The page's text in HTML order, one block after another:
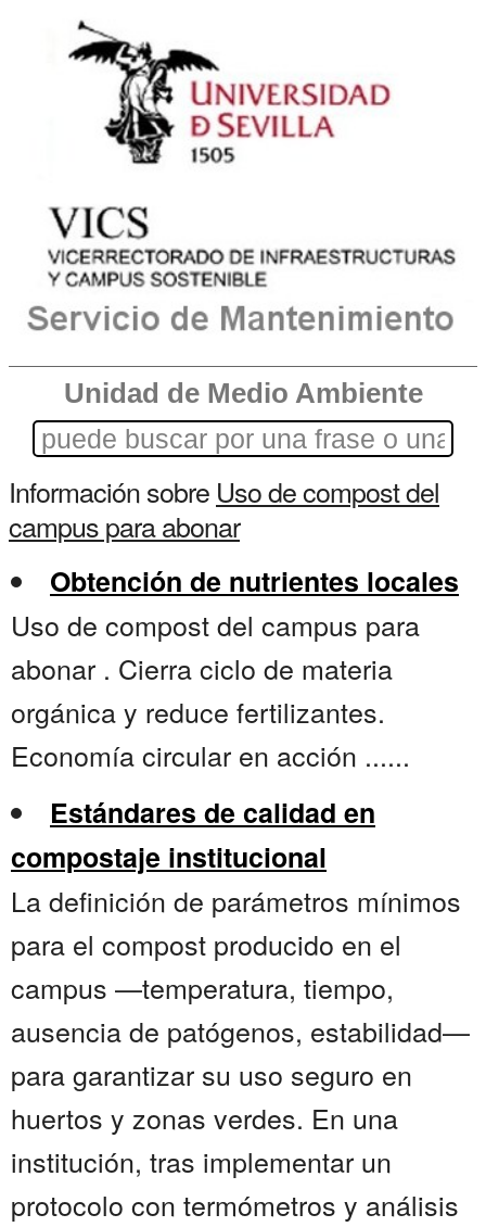
Unidad de Medio Ambiente
Información sobre Uso de compost del
campus para abonar
Obtención de nutrientes locales
Uso de compost del campus para
abonar . Cierra ciclo de materia
orgánica y reduce fertilizantes.
Economía circular en acción ......
Estándares de calidad en
compostaje institucional
La definición de parámetros mínimos
para el compost producido en el
campus —temperatura, tiempo,
ausencia de patógenos, estabilidad—
para garantizar su uso seguro en
huertos y zonas verdes. En una
institución, tras implementar un
protocolo con termómetros y análisis